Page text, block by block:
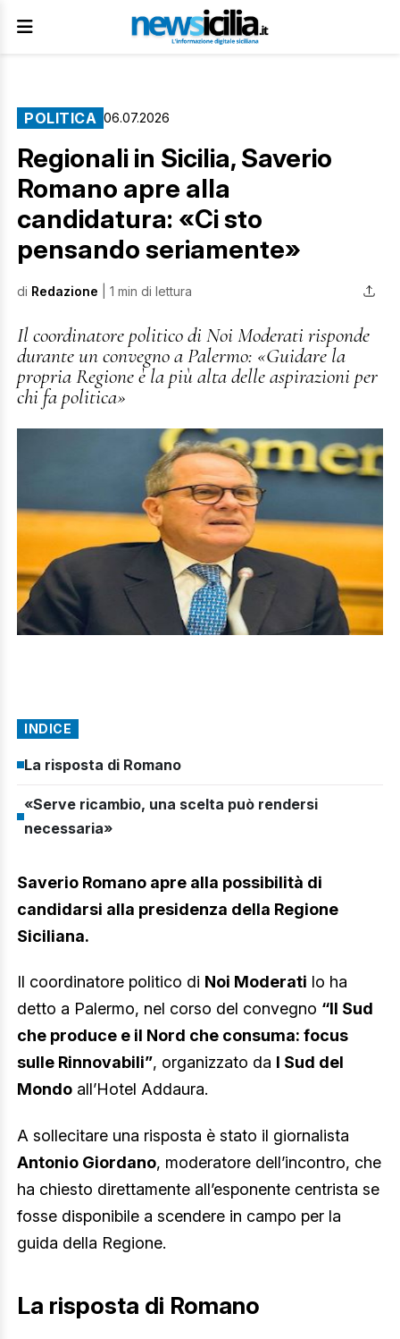
POLITICA 06.07.2026
Regionali in Sicilia, Saverio
Romano apre alla
candidatura: «Ci sto
pensando seriamente»
di Redazione | 1 min di lettura
Il coordinatore politico di Noi Moderati risponde
durante un convegno a Palermo: «Guidare la
propria Regione è la più alta delle aspirazioni per
chi fa politica»
INDICE
La risposta di Romano
«Serve ricambio, una scelta può rendersi
necessaria»
Saverio Romano apre alla possibilità di
candidarsi alla presidenza della Regione
Siciliana.
Il coordinatore politico di Noi Moderati lo ha
detto a Palermo, nel corso del convegno “Il Sud
che produce e il Nord che consuma: focus
sulle Rinnovabili”, organizzato da I Sud del
Mondo all’Hotel Addaura.
A sollecitare una risposta è stato il giornalista
Antonio Giordano, moderatore dell’incontro, che
ha chiesto direttamente all’esponente centrista se
fosse disponibile a scendere in campo per la
guida della Regione.
La risposta di Romano